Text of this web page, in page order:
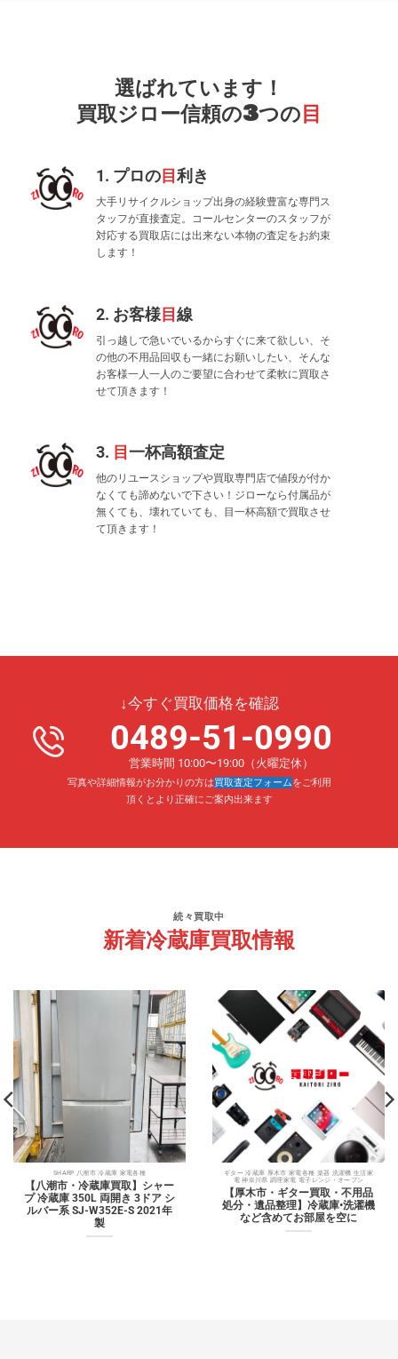
選ばれています！
買取ジロー信頼の3つの目
1. プロの目利き
大手リサイクルショップ出身の経験豊富な専門ス
タッフが直接査定。コールセンターのスタッフが
対応する買取店には出来ない本物の査定をお約束
します！
2. お客様目線
引っ越しで急いでいるからすぐに来て欲しい、そ
の他の不用品回収も一緒にお願いしたい、そんな
お客様一人一人のご要望に合わせて柔軟に買取さ
せて頂きます！
3. 目一杯高額査定
他のリユースショップや買取専門店で値段が付か
なくても諦めないで下さい！ジローなら付属品が
無くても、壊れていても、目一杯高額で買取させ
て頂きます！
↓今すぐ買取価格を確認
0489-51-0990
営業時間 10:00〜19:00（火曜定休）
写真や詳細情報がお分かりの方は買取査定フォームをご利用
頂くとより正確にご案内出来ます
続々買取中
新着冷蔵庫買取情報
SHARP 八潮市 冷蔵庫 家電各種
【八潮市・冷蔵庫買取】シャー
プ 冷蔵庫 350L 両開き 3ドア シ
ルバー系 SJ-W352E-S 2021年
製
ギター 冷蔵庫 厚木市 家電各種 楽器 洗濯機 生活家
電 神奈川県 調理家電 電子レンジ・オーブン
【厚木市・ギター買取・不用品
処分・遺品整理】冷蔵庫•洗濯機
など含めてお部屋を空に